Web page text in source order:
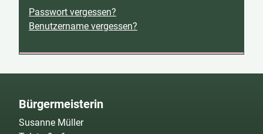
Passwort vergessen?
Benutzername vergessen?
Bürgermeisterin
Susanne Müller